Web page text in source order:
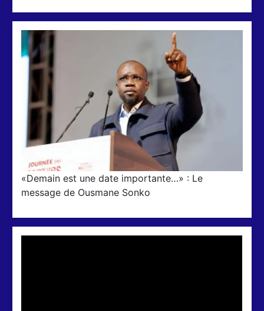
«Demain est une date importante…» : Le
message de Ousmane Sonko